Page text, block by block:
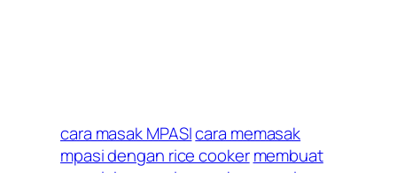
cara masak MPASIcara memasak
mpasi dengan rice cooker membuat